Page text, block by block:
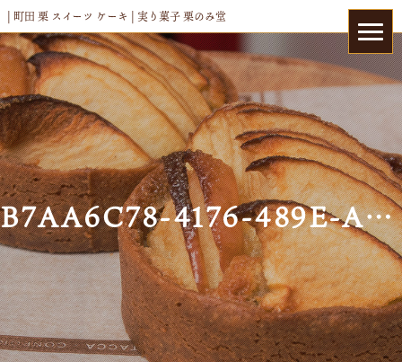
| 町田 栗 スイーツ ケーキ | 実り菓子 栗のみ堂
B7AA6C78-4176-489E-A696-1460030A6422